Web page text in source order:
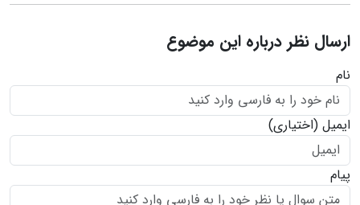
ارسال نظر درباره این موضوع
نام
ایمیل (اختیاری)
پیام